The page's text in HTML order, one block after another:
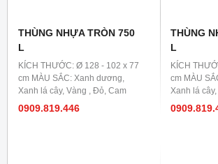
THÙNG NHỰA TRÒN 750
L
KÍCH THƯỚC: Ø 128 - 102 x 77
cm MÀU SẮC: Xanh dương,
Xanh lá cây, Vàng , Đỏ, Cam
0909.819.446
THÙNG
L
KÍCH
cm MÀU
Xanh lá